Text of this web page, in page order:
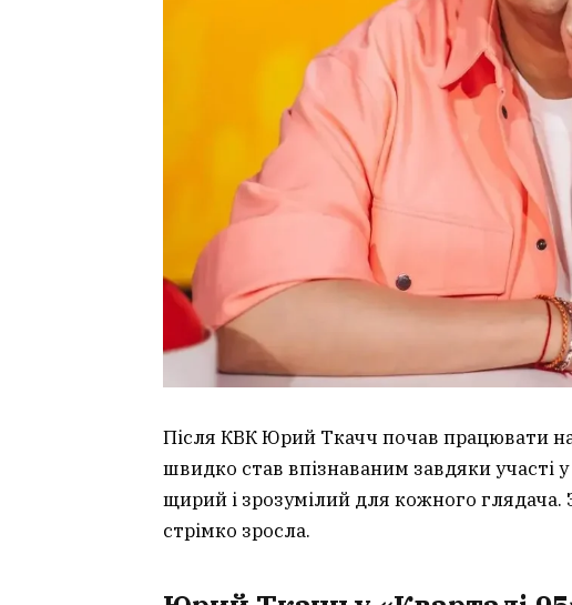
Після КВК Юрий Ткачч почав працювати на
швидко став впізнаваним завдяки участі
щирий і зрозумілий для кожного глядача.
стрімко зросла.